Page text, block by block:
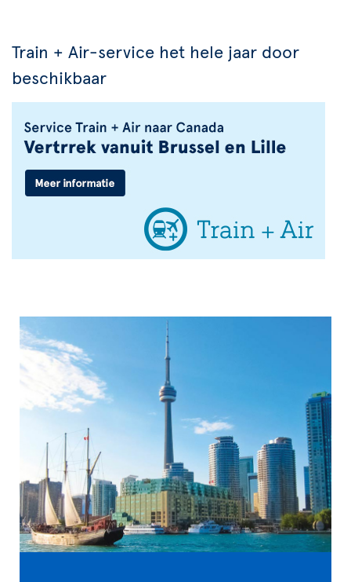
Train + Air-service het hele jaar door
beschikbaar